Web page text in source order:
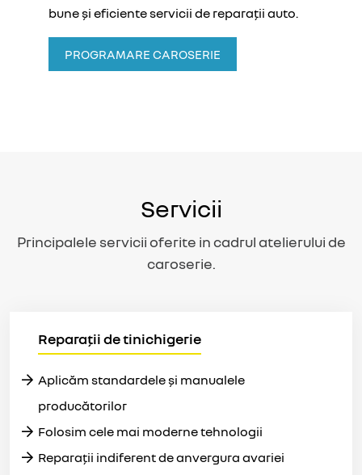
bune și eficiente servicii de reparații auto.
PROGRAMARE CAROSERIE
Servicii
Principalele servicii oferite in cadrul atelierului de
caroserie.
Reparații de tinichigerie
Aplicăm standardele și manualele
producătorilor
Folosim cele mai moderne tehnologii
Reparații indiferent de anvergura avariei